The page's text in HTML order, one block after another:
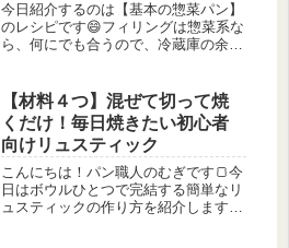
今日紹介するのは【基本の惣菜パン】
のレシピです😄フィリングは惣菜系な
ら、何にでも合うので、冷蔵庫の余り
す！むぎバターや卵も不使用なので、
小さなお子様にも安心して作ってい...
【材料４つ】混ぜて切って焼
くだけ！毎日焼きたい初心者
向けリュスティック
こんにちは！パン職人のむぎです🍞今
日はボウルひとつで完結する簡単なリ
ュスティックの作り方を紹介します🍞